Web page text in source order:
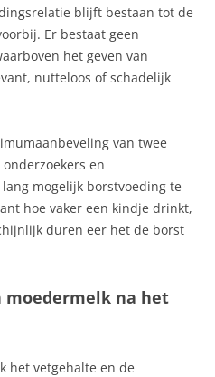
blijft bestaan tot de
Er bestaat geen
het geven van
nutteloos of schadelijk
van twee
en
mogelijk borstvoeding te
hoe vaker een kindje drinkt,
duren eer het de borst
moedermelk na het
het vetgehalte en de